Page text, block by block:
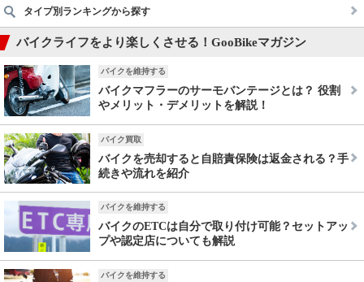
タイプ別ランキングから探す
バイクライフをより楽しくさせる！GooBikeマガジン
バイクを維持する
バイクマフラーのサーモバンテージとは？ 役割
やメリット・デメリットを解説！
バイク買取
バイクを売却すると自賠責保険は返金される？手
続きや流れを紹介
バイクを維持する
バイクのETCは自分で取り付け可能？セットアッ
プや認定店についても解説
バイクを維持する